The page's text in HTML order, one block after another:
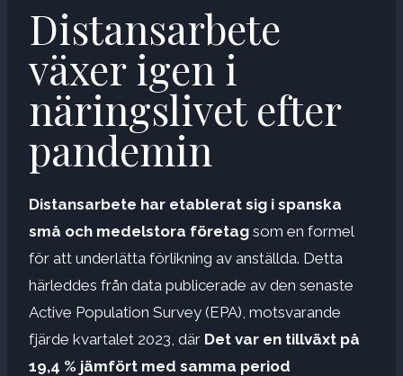
Distansarbete
växer igen i
näringslivet efter
pandemin
Distansarbete har etablerat sig i spanska
små och medelstora företag som en formel
för att underlätta förlikning av anställda. Detta
härleddes från data publicerade av den senaste
Active Population Survey (EPA), motsvarande
fjärde kvartalet 2023, där Det var en tillväxt på
19,4 % jämfört med samma period